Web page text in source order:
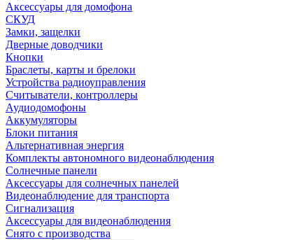
Аксессуары для домофона
СКУД
Замки, защелки
Дверные доводчики
Кнопки
Браслеты, карты и брелоки
Устройства радиоуправления
Считыватели, контроллеры
Аудиодомофоны
Аккумуляторы
Блоки питания
Альтернативная энергия
Комплекты автономного видеонаблюдения
Солнечные панели
Аксессуары для солнечных панелей
Видеонаблюдение для транспорта
Сигнализация
Аксессуары для видеонаблюдения
Снято с производства